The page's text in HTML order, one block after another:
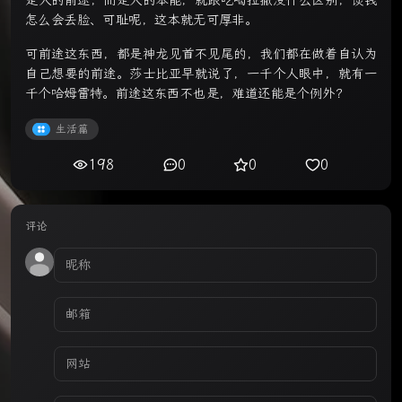
怎么会丢脸、可耻呢，这本就无可厚非。
可前途这东西，都是神龙见首不见尾的，我们都在做着自认为
自己想要的前途。莎士比亚早就说了，一千个人眼中，就有一
千个哈姆雷特。前途这东西不也是，难道还能是个例外？
生活篇
198 0 0 0
评论